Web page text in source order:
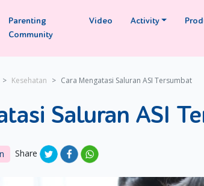
Parenting
Community
Video Activity
Kesehatan Cara Mengatasi Saluran ASI Tersumbat
Saluran ASI
Share